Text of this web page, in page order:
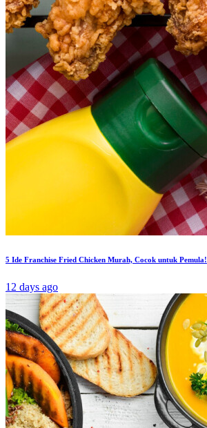
5 Ide Franchise Fried Chicken Murah, Cocok untuk Pemula!
12 days ago